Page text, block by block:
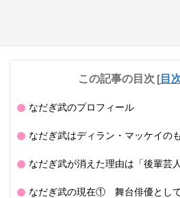
この記事の目次 [目
なだぎ武のプロフィール
なだぎ武はディラン・マッケイの
なだぎ武が消えた理由は「後輩芸
なだぎ武の現在① 舞台俳優とし